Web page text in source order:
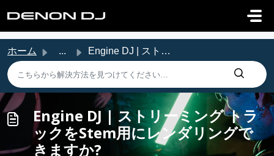
ホーム ... Engine DJ | ストリーミング トラックをStem用にレンダリングできますか?
Engine DJ | ストリーミング トラ
ックをStem用にレンダリングで
きますか?